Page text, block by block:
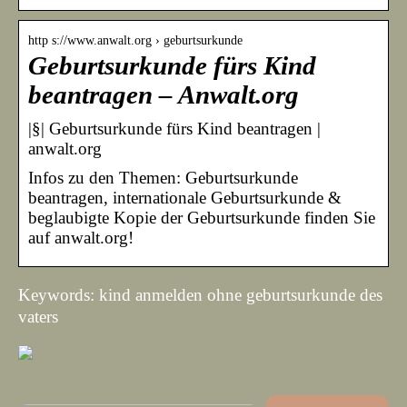
http s://www.anwalt.org › geburtsurkunde
Geburtsurkunde fürs Kind
beantragen – Anwalt.org
|§| Geburtsurkunde fürs Kind beantragen |
anwalt.org
Infos zu den Themen: Geburtsurkunde
beantragen, internationale Geburtsurkunde &
beglaubigte Kopie der Geburtsurkunde finden Sie
auf anwalt.org!
Keywords: kind anmelden ohne geburtsurkunde des
vaters